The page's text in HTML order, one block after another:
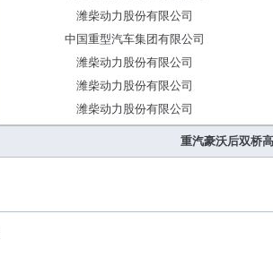
潍柴动力股份有限公司
中国重型汽车集团有限公司
潍柴动力股份有限公司
潍柴动力股份有限公司
潍柴动力股份有限公司
重汽豪沃后双桥